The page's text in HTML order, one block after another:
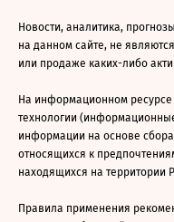
Новости, аналитика,
на данном сайте, не
или продаже каких-либо
На информационном
технологии
информации на основе
относящихся к
находящихся на территории
Правила применения